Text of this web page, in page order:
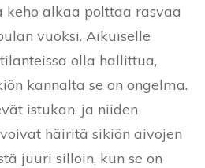
keho alkaa polttaa rasvaa
vuoksi. Aikuiselle
olla hallittua,
kannalta se on ongelma.
istukan, ja niiden
häiritä sikiön aivojen
juuri silloin, kun se on